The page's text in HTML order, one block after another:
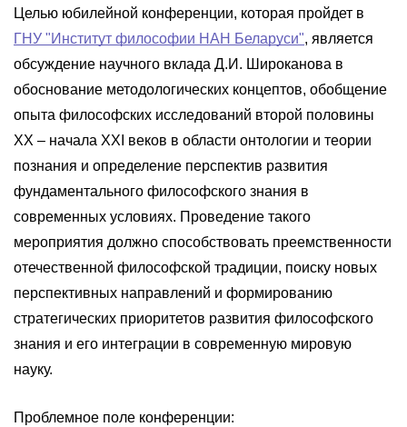
Целью юбилейной конференции, которая пройдет в
ГНУ "Институт философии НАН Беларуси", является
обсуждение научного вклада Д.И. Широканова в
обоснование методологических концептов, обобщение
опыта философских исследований второй половины
XX – начала XXI веков в области онтологии и теории
познания и определение перспектив развития
фундаментального философского знания в
современных условиях. Проведение такого
мероприятия должно способствовать преемственности
отечественной философской традиции, поиску новых
перспективных направлений и формированию
стратегических приоритетов развития философского
знания и его интеграции в современную мировую
науку.
Проблемное поле конференции: